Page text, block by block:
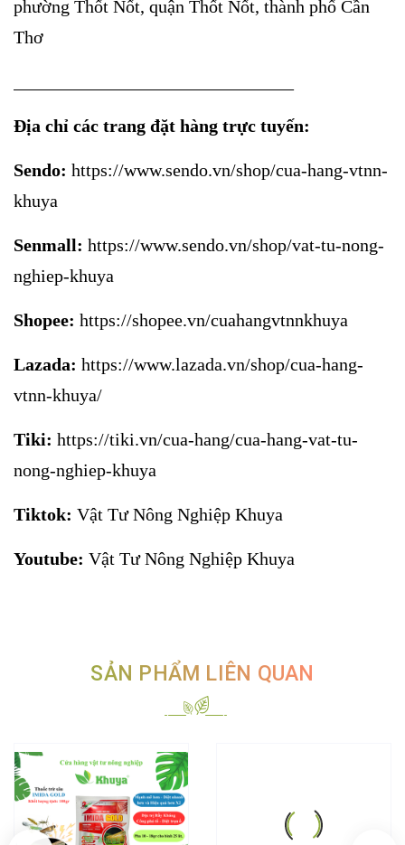
phường Thốt Nốt, quận Thốt Nốt, thành phố Cần
Thơ
Địa chỉ các trang đặt hàng trực tuyến:
Sendo: https://www.sendo.vn/shop/cua-hang-vtnn-
khuya
Senmall: https://www.sendo.vn/shop/vat-tu-nong-
nghiep-khuya
Shopee: https://shopee.vn/cuahangvtnnkhuya
Lazada: https://www.lazada.vn/shop/cua-hang-
vtnn-khuya/
Tiki: https://tiki.vn/cua-hang/cua-hang-vat-tu-
nong-nghiep-khuya
Tiktok: Vật Tư Nông Nghiệp Khuya
Youtube: Vật Tư Nông Nghiệp Khuya
SẢN PHẨM LIÊN QUAN